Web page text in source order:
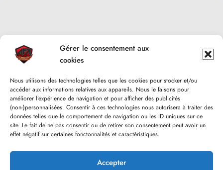
Gérer le consentement aux
cookies
Nous utilisons des technologies telles que les cookies pour stocker et/ou
accéder aux informations relatives aux appareils. Nous le faisons pour
améliorer l’expérience de navigation et pour afficher des publicités
(non-)personnalisées. Consentir à ces technologies nous autorisera à traiter des
données telles que le comportement de navigation ou les ID uniques sur ce
site. Le fait de ne pas consentir ou de retirer son consentement peut avoir un
effet négatif sur certaines fonctonnalités et caractéristiques.
Accepter